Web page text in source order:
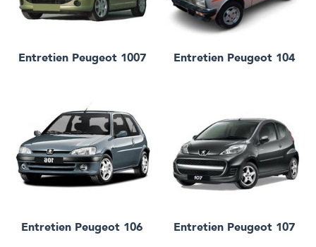
Entretien Peugeot 1007 Entretien Peugeot 104
Entretien Peugeot 106 Entretien Peugeot 107